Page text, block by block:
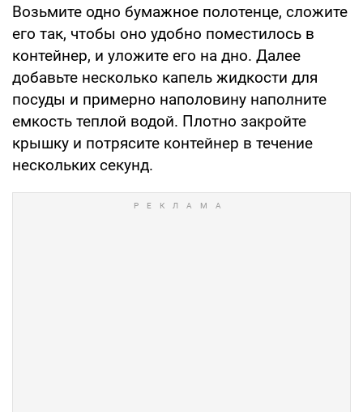
Возьмите одно бумажное полотенце, сложите
его так, чтобы оно удобно поместилось в
контейнер, и уложите его на дно. Далее
добавьте несколько капель жидкости для
посуды и примерно наполовину наполните
емкость теплой водой. Плотно закройте
крышку и потрясите контейнер в течение
нескольких секунд.